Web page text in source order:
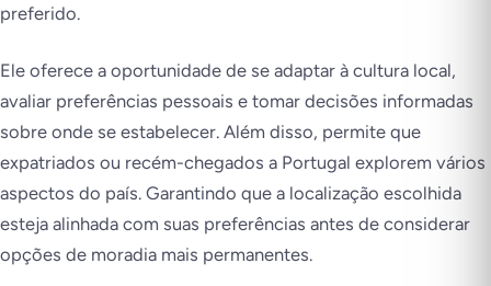
preferido.
Ele oferece a oportunidade de se adaptar à cultura local,
avaliar preferências pessoais e tomar decisões informadas
sobre onde se estabelecer. Além disso, permite que
expatriados ou recém-chegados a Portugal explorem vários
aspectos do país. Garantindo que a localização escolhida
esteja alinhada com suas preferências antes de considerar
opções de moradia mais permanentes.